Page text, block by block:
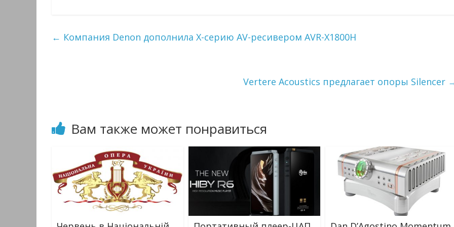
← Компания Denon дополнила X-серию AV-ресивером AVR-X1800H
Vertere Acoustics предлагает опоры Silencer
Вам также может понравиться